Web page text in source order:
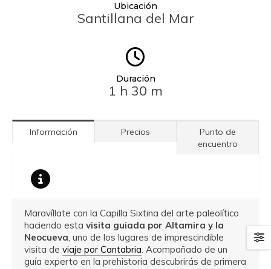
Ubicación
Santillana del Mar
Duración
1 h 30 m
Información Precios
Punto de
encuentro
Maravíllate con la Capilla Sixtina del arte paleolítico
haciendo esta visita guiada por Altamira y la
Neocueva, uno de los lugares de imprescindible
visita de viaje por Cantabria. Acompañado de un
guía experto en la prehistoria descubrirás de primera